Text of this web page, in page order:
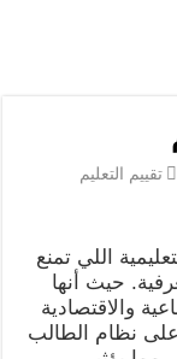
تقييم التعليم
اللي تمنع
حيث أنها
والاقتصادية
على نظام الطالب